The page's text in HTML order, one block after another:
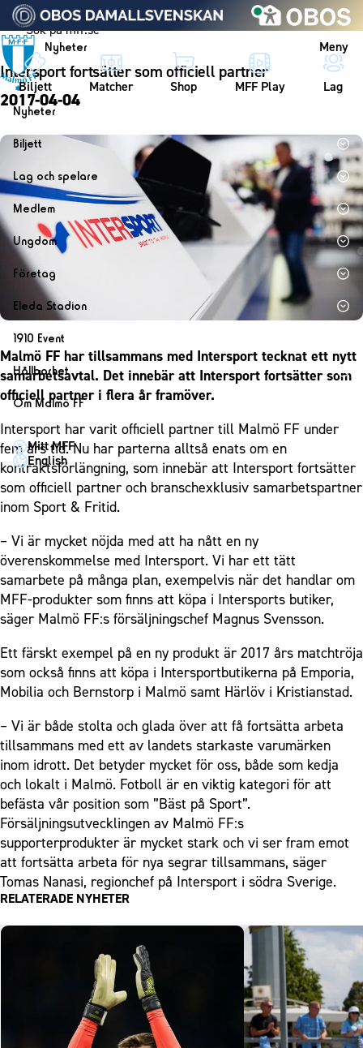
Vidare till innehållet
Nyheter Meny
Biljett Matcher Shop MFF Play Lag
Nyheter
Nyheter
Biljett
Biljett
Årskort herr
Årskort dam
Mitt MFF
Biljetter till bortamatcher
Biljettvillkor
Lag och spelare
Lag
Herrlaget
Spelare
Ledarstab
Damlaget
Spelare
Ledarstab
Medlem
Medlemskap i Malmö FF
Årsmöte 2026
Ungdom
MFF Ungdom
Sommarfotboll
Skånecupen
Fotbollsskolan
Fotbollsnätverket
P19
P17
F17
Malmö Trophy
Företag
Bli företagspartner
Nätverket
Klubbstolar
Partner dam
Eleda Stadion
Eleda Stadion
Erics Bar & Restaurang
Matchdag på Eleda Stadion
MFF-museet & rundvandringar
1910 Event
1910 Event
Fest & Event
Möte
Mässa
Sommarfest
Julshow
Inspiration
Vanliga frågor om 1910 Event
Hållbarhet
Hållbarhet
Himmelsblå framtid – en match för miljön
MFF i samhället
Laget för alla
Nattfotboll
Karriärakademin
Grundskolefotboll mot rasismer
Skolakademier
Fonder
Om Malmö FF
Om Malmö FF
Kontakt
Press och media
Historik – herrlaget
Historik – damlaget
Närstående organisationer
Policydokument
Personuppgiftspolicy
Mitt MFF
English
Intersport fortsätter som officiell partner
2017-04-04
Malmö FF har tillsammans med Intersport tecknat ett nytt
samarbetsavtal. Det innebär att Intersport fortsätter som
officiell partner i flera år framöver.
Intersport har varit officiell partner till Malmö FF under
fem års tid. Nu har parterna alltså enats om en
kontraktsförlängning, som innebär att Intersport fortsätter
som officiell partner och branschexklusiv samarbetspartner
inom Sport & Fritid.
– Vi är mycket nöjda med att ha nått en ny
överenskommelse med Intersport. Vi har ett tätt
samarbete på många plan, exempelvis när det handlar om
MFF-produkter som finns att köpa i Intersports butiker,
säger Malmö FF:s försäljningschef Magnus Svensson.
Ett färskt exempel på en ny produkt är 2017 års matchtröja
som också finns att köpa i Intersportbutikerna på Emporia,
Mobilia och Bernstorp i Malmö samt Härlöv i Kristianstad.
– Vi är både stolta och glada över att få fortsätta arbeta
tillsammans med ett av landets starkaste varumärken
inom idrott. Det betyder mycket för oss, både som kedja
och lokalt i Malmö. Fotboll är en viktig kategori för att
befästa vår position som ”Bäst på Sport”.
Försäljningsutvecklingen av Malmö FF:s
supporterprodukter är mycket stark och vi ser fram emot
att fortsätta arbeta för nya segrar tillsammans, säger
Tomas Nanasi, regionchef på Intersport i södra Sverige.
RELATERADE NYHETER